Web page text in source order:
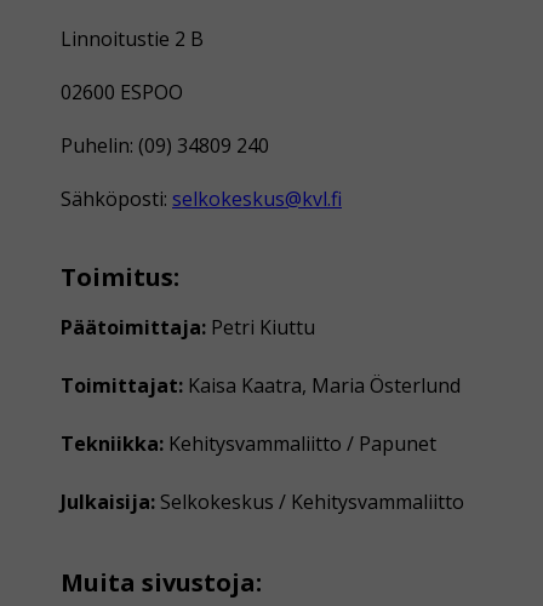
Linnoitustie 2 B
02600 ESPOO
Puhelin: (09) 34809 240
Sähköposti: selkokeskus@kvl.fi
Toimitus:
Päätoimittaja: Petri Kiuttu
Toimittajat: Kaisa Kaatra, Maria Österlund
Tekniikka: Kehitysvammaliitto / Papunet
Julkaisija: Selkokeskus / Kehitysvammaliitto
Muita sivustoja: